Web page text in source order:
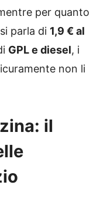
per quanto
parla di 1,9 € al
GPL e diesel, i
non li
il